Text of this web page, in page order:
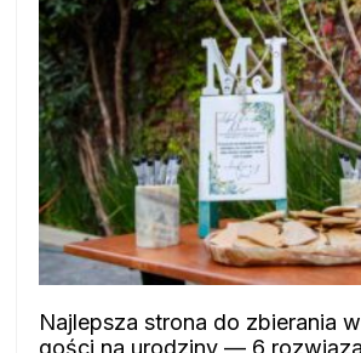
Najlepsza strona do zbierania
gości na urodziny — 6